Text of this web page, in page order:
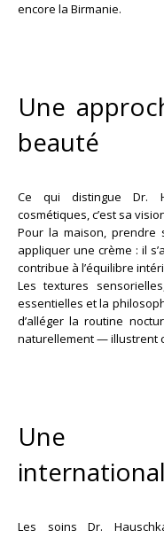
encore la Birmanie.
Une
beauté
Ce qui distingue Dr.
cosmétiques, c’est sa
Pour la maison,
appliquer une crème : il
contribue à l’équilibre
Les textures
essentielles et la
d’alléger la routine
naturellement — illustrent
Une
Les soins Dr.